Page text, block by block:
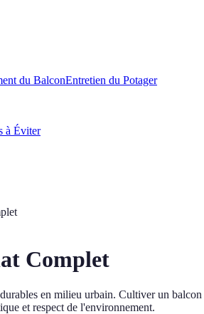
du BalconEntretien du Potager
à Éviter
Complet
en milieu urbain. Cultiver un
et respect de l'environnement.